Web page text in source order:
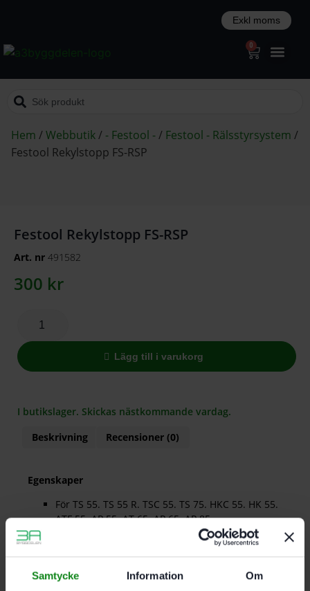
Samtycke Information Om
0
Hem /Webbutik/ - Festool -/ Festool - Rälsstyrsystem /
Festool Rekylstopp FS-RSP
Festool Rekylstopp FS-RSP
Art. nr 491582
300 kr
Lägg till i varukorg
I butikslager. Skickas nästkommande vardag.
Beskrivning
Recensioner (0)
Egenskaper
För TS 55. TS 55 R. TSC 55. TS 75. HKC 55. HK 55.
ATF 55. AP 55. AT 65. AP 65. AP 85
Kan även användas som längdstopp
Fungerar som bakre och främre stopposition på